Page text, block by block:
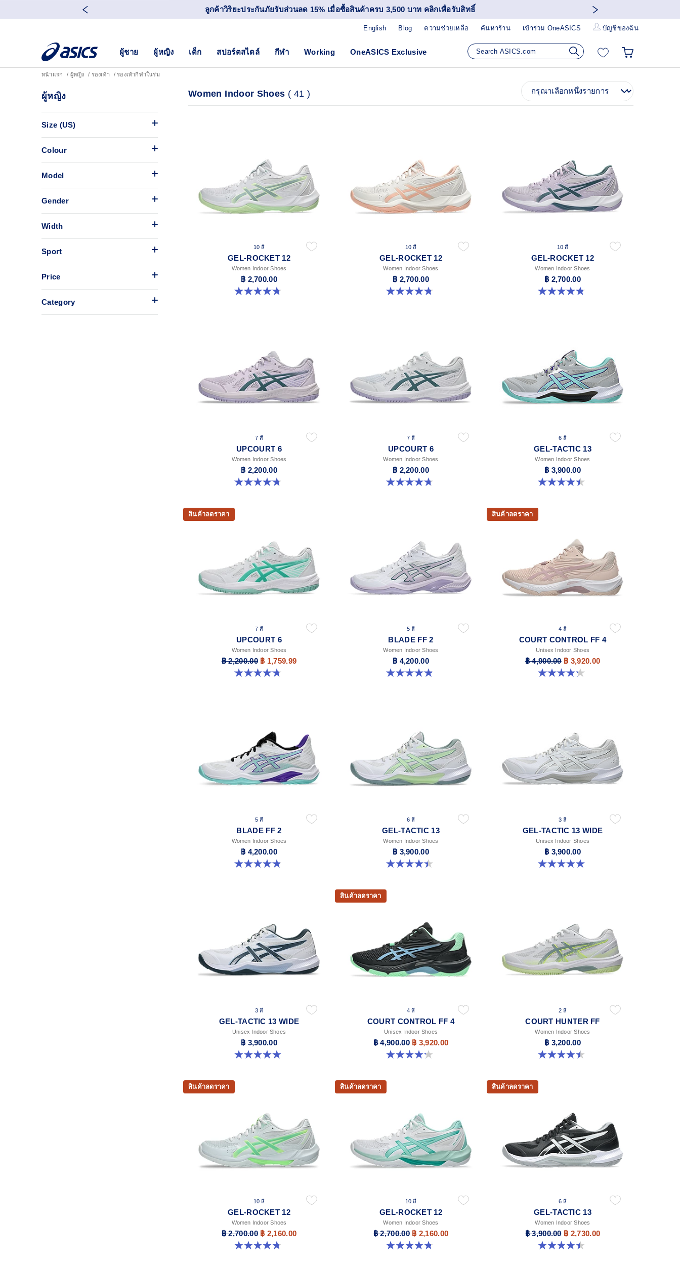
ลูกค้าวิริยะประกันภัยรับส่วนลด 15% เมื่อซื้อสินค้าครบ 3,500 บาท คลิกเพื่อรับสิทธิ์
Blog ความช่วยเหลือ ค้นหาร้าน เข้าร่วม OneASICS บัญชีของฉัน
English
ผู้ชาย ผู้หญิง เด็ก สปอร์ตสไตล์ กีฬา Working OneASICS Exclusive
หน้าแรก ผู้หญิง รองเท้า รองเท้ากีฬาในร่ม
ผู้หญิง
Size (US)
Colour
Model
Gender
Width
Sport
Price
Category
Women Indoor Shoes ( 41 )
10 สี
GEL-ROCKET 12
Women Indoor Shoes
฿ 2,700.00
4.8 จาก 5 ดาว 151 รีวิว
10 สี
GEL-ROCKET 12
Women Indoor Shoes
฿ 2,700.00
4.8 จาก 5 ดาว 151 รีวิว
10 สี
GEL-ROCKET 12
Women Indoor Shoes
฿ 2,700.00
4.8 จาก 5 ดาว 151 รีวิว
7 สี
UPCOURT 6
Women Indoor Shoes
฿ 2,200.00
4.7 จาก 5 ดาว 248 รีวิว
7 สี
UPCOURT 6
Women Indoor Shoes
฿ 2,200.00
4.7 จาก 5 ดาว 248 รีวิว
6 สี
GEL-TACTIC 13
Women Indoor Shoes
฿ 3,900.00
4.4 จาก 5 ดาว 12 รีวิว
สินค้าลดราคา
7 สี
UPCOURT 6
Women Indoor Shoes
฿ 2,200.00 ฿ 1,759.99
4.7 จาก 5 ดาว 248 รีวิว
5 สี
BLADE FF 2
Women Indoor Shoes
฿ 4,200.00
4.9 จาก 5 ดาว 10 รีวิว
สินค้าลดราคา
4 สี
COURT CONTROL FF 4
Unisex Indoor Shoes
฿ 4,900.00 ฿ 3,920.00
4.2 จาก 5 ดาว 5 รีวิว
5 สี
BLADE FF 2
Women Indoor Shoes
฿ 4,200.00
4.9 จาก 5 ดาว 10 รีวิว
6 สี
GEL-TACTIC 13
Women Indoor Shoes
฿ 3,900.00
4.4 จาก 5 ดาว 12 รีวิว
3 สี
GEL-TACTIC 13 WIDE
Unisex Indoor Shoes
฿ 3,900.00
5.0 จาก 5 ดาว 1 รีวิว
3 สี
GEL-TACTIC 13 WIDE
Unisex Indoor Shoes
฿ 3,900.00
5.0 จาก 5 ดาว 1 รีวิว
สินค้าลดราคา
4 สี
COURT CONTROL FF 4
Unisex Indoor Shoes
฿ 4,900.00 ฿ 3,920.00
4.2 จาก 5 ดาว 5 รีวิว
2 สี
COURT HUNTER FF
Women Indoor Shoes
฿ 3,200.00
4.5 จาก 5 ดาว 21 รีวิว
สินค้าลดราคา
10 สี
GEL-ROCKET 12
Women Indoor Shoes
฿ 2,700.00 ฿ 2,160.00
4.8 จาก 5 ดาว 151 รีวิว
สินค้าลดราคา
10 สี
GEL-ROCKET 12
Women Indoor Shoes
฿ 2,700.00 ฿ 2,160.00
4.8 จาก 5 ดาว 151 รีวิว
สินค้าลดราคา
6 สี
GEL-TACTIC 13
Women Indoor Shoes
฿ 3,900.00 ฿ 2,730.00
4.4 จาก 5 ดาว 12 รีวิว